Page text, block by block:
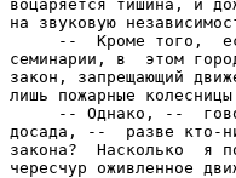
воцаряется тишина, и
на звуковую
--  Кроме того,
семинарии, в  этом
закон, запрещающий
лишь пожарные
-- Однако, --
досада, --  разве кто-
закона?  Насколько  я
чересчур оживленное